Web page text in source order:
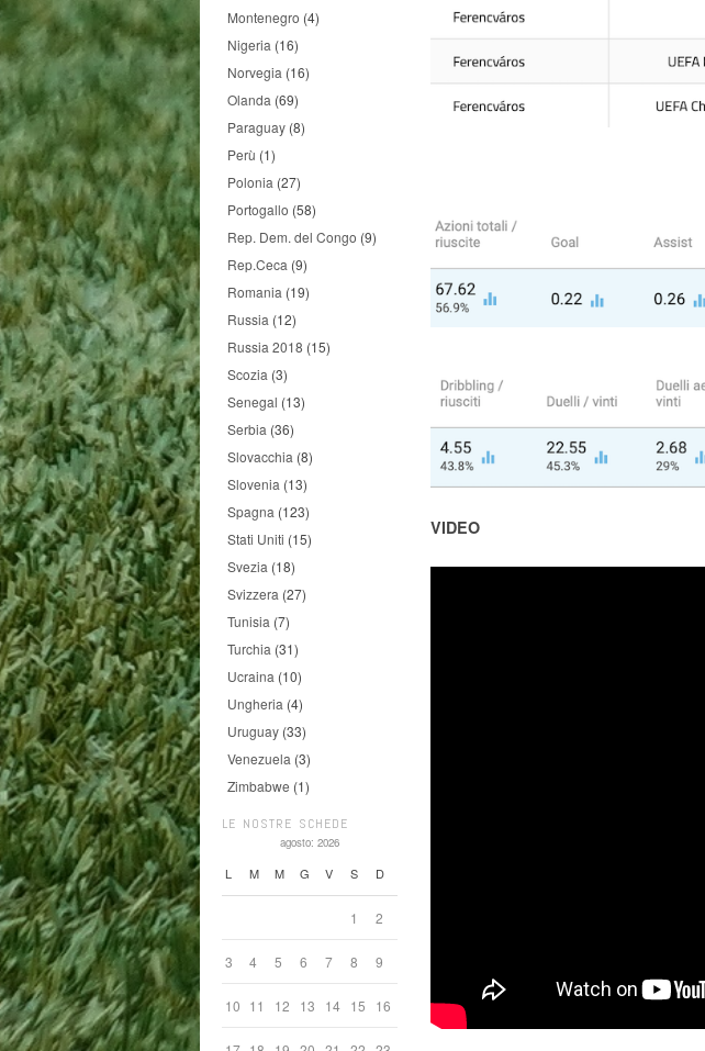
Montenegro (4)
Nigeria (16)
Norvegia (16)
Olanda (69)
Paraguay (8)
Perù (1)
Polonia (27)
Portogallo (58)
Rep. Dem. del Congo (9)
Rep.Ceca (9)
Romania (19)
Russia (12)
Russia 2018 (15)
Scozia (3)
Senegal (13)
Serbia (36)
Slovacchia (8)
Slovenia (13)
Spagna (123)
Stati Uniti (15)
Svezia (18)
Svizzera (27)
Tunisia (7)
Turchia (31)
Ucraina (10)
Ungheria (4)
Uruguay (33)
Venezuela (3)
Zimbabwe (1)
LE NOSTRE SCHEDE
agosto: 2026
L M M G V S D
1 2
3 4 5 6 7 8 9
10 11 12 13 14 15 16
VIDEO